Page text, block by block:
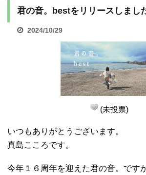
君の音。bestをリリースしまし
2024/10/29
(未投票)
いつもありがとうございます。
真島こころです。
今年１６周年を迎えた君の音。です